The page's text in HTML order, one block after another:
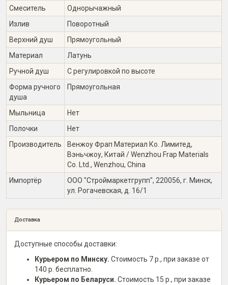
Смеситель
Однорычажный
Излив
Поворотный
Верхний душ
Прямоугольный
Материал
Латунь
Ручной душ
С регулировкой по высоте
Форма ручного
душа
Прямоугольная
Мыльница
Нет
Полочки
Нет
Производитель
Венжоу Фрап Материал Ко. Лимитед,
Вэньчжоу, Китай / Wenzhou Frap Materials
Co. Ltd., Wenzhou, China
Импортёр
ООО "Строймаркетгрупп", 220056, г. Минск,
ул. Рогачевская, д. 16/1
Доставка
Доступные способы доставки:
Курьером по Минску. Стоимость 7 р., при заказе от
140 р. бесплатно.
Курьером по Беларуси. Стоимость 15 р., при заказе